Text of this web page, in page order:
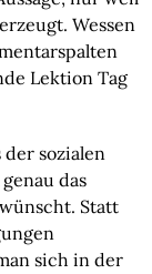
Wessen
Lektion Tag
sozialen
das
Statt
sich in der